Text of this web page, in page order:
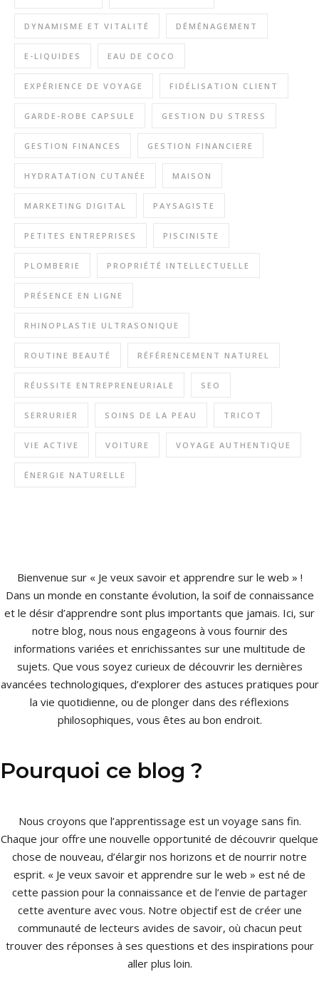
DYNAMISME ET VITALITÉ DÉMÉNAGEMENT
E-LIQUIDES EAU DE COCO
EXPÉRIENCE DE VOYAGE FIDÉLISATION CLIENT
GARDE-ROBE CAPSULE GESTION DU STRESS
GESTION FINANCES GESTION FINANCIERE
HYDRATATION CUTANÉE MAISON
MARKETING DIGITAL PAYSAGISTE
PETITES ENTREPRISES PISCINISTE
PLOMBERIE PROPRIÉTÉ INTELLECTUELLE
PRÉSENCE EN LIGNE
RHINOPLASTIE ULTRASONIQUE
ROUTINE BEAUTÉ RÉFÉRENCEMENT NATUREL
RÉUSSITE ENTREPRENEURIALE SEO
SERRURIER SOINS DE LA PEAU TRICOT
VIE ACTIVE VOITURE VOYAGE AUTHENTIQUE
ÉNERGIE NATURELLE
Bienvenue sur « Je veux savoir et apprendre sur le web » !
Dans un monde en constante évolution, la soif de connaissance
et le désir d’apprendre sont plus importants que jamais. Ici, sur
notre blog, nous nous engageons à vous fournir des
informations variées et enrichissantes sur une multitude de
sujets. Que vous soyez curieux de découvrir les dernières
avancées technologiques, d’explorer des astuces pratiques pour
la vie quotidienne, ou de plonger dans des réflexions
philosophiques, vous êtes au bon endroit.
Pourquoi ce blog ?
Nous croyons que l’apprentissage est un voyage sans fin.
Chaque jour offre une nouvelle opportunité de découvrir quelque
chose de nouveau, d’élargir nos horizons et de nourrir notre
esprit. « Je veux savoir et apprendre sur le web » est né de
cette passion pour la connaissance et de l’envie de partager
cette aventure avec vous. Notre objectif est de créer une
communauté de lecteurs avides de savoir, où chacun peut
trouver des réponses à ses questions et des inspirations pour
aller plus loin.